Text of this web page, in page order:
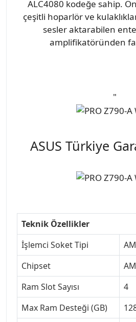
ALC4080 kodeğe sahip. Ön
çeşitli hoparlör ve
sesler aktarabilen
amplifikatöründen
"
ASUS Türkiye
Teknik Özellikler
İşlemci Soket Tipi
Chipset
Ram Slot Sayısı
4
Max Ram Desteği (GB)